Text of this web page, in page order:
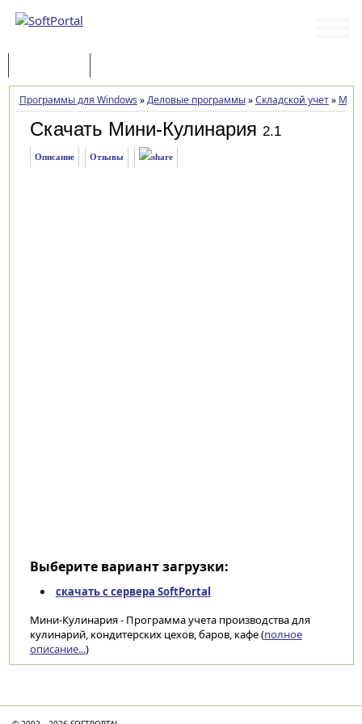
Программы для Windows »Деловые программы»Складской учет»
Скачать Мини-Кулинария 2.1
Описание Отзывы
Выберите вариант загрузки:
скачать с сервера SoftPortal
Мини-Кулинария - Программа учета производства для
кулинарий, кондитерских цехов, баров, кафе (полное
описание...)